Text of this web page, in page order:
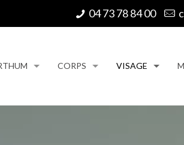
04 73 78 84 00
CORPS VISAGE